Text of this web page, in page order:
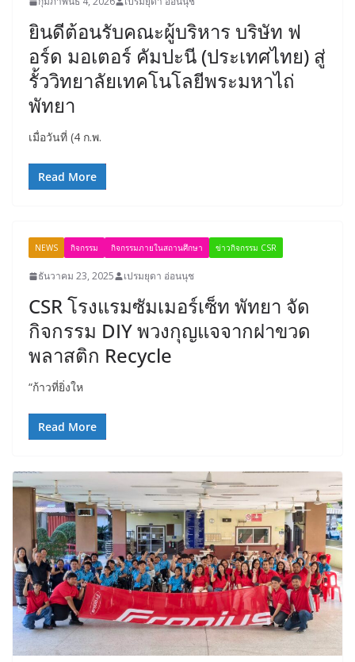
ยินดีต้อนรับคณะผู้บริหาร บริษัท ฟ
อร์ด มอเตอร์ คัมปะนี (ประเทศไทย) สู่
รั้ววิทยาลัยเทคโนโลยีพระมหาไถ่
พัทยา
เมื่อวันที่ (4 ก.พ.
Read More
NEWS กิจกรรม กิจกรรมภายในสถานศึกษา ข่าวกิจกรรม CSR
ธันวาคม 23, 2025 เปรมยุดา อ่อนนุช
CSR โรงแรมซัมเมอร์เซ็ท พัทยา จัด
กิจกรรม DIY พวงกุญแจจากฝาขวด
พลาสติก Recycle
“ก้าวที่ยิ่งให
Read More